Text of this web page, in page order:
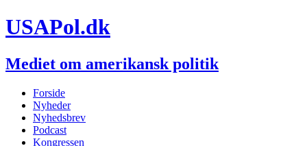
USAPol.dk
Mediet om amerikansk politik
Forside
Nyheder
Nyhedsbrev
Podcast
Kongressen